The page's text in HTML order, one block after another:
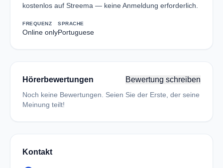
kostenlos auf Streema — keine Anmeldung erforderlich.
FREQUENZ
Online only
SPRACHE
Portuguese
Hörerbewertungen Bewertung schreiben
Noch keine Bewertungen. Seien Sie der Erste, der seine
Meinung teilt!
Kontakt